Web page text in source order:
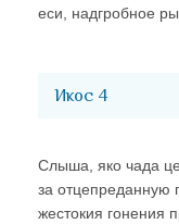
еси, надгробное
Икос 4
Слыша, яко чада
за отцепреданную
жестокия гонения